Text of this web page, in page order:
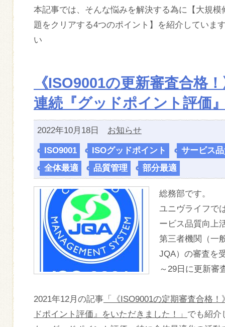
本記事では、そんな悩みを解決する為に【大規
題をクリアする4つのポイント】を紹介していま
い
《ISO9001の更新審査合格
連続『グッドポイント評価
2022年10月18日 お知らせ
ISO9001 ISOグッドポイント
サービス
全体最適
品質管理 部分最適
総務部です。
ユニヴライフで
ービス品質向上
第三者機関（一
JQA）の審査を
～29日に更新審
2021年12月の記事 「《ISO9001の定期審査合格
ドポイント評価』をいただきました！」 でも紹介